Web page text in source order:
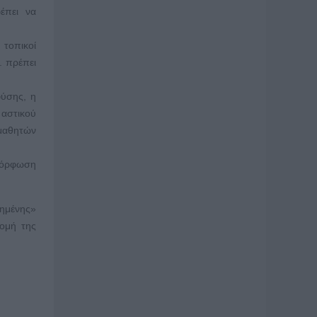
να
πρέπει
η
της